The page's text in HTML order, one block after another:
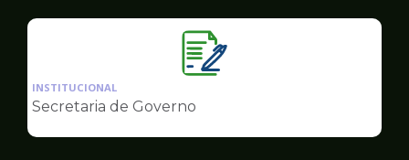
Ilustração
da
Governo
INSTITUCIONAL
Secretaria de Governo